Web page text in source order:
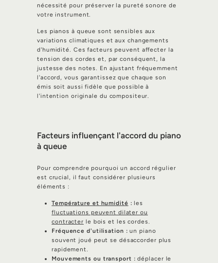
nécessité pour préserver la pureté sonore de
votre instrument.
Les pianos à queue sont sensibles aux
variations climatiques et aux changements
d'humidité. Ces facteurs peuvent affecter la
tension des cordes et, par conséquent, la
justesse des notes. En ajustant fréquemment
l'accord, vous garantissez que chaque son
émis soit aussi fidèle que possible à
l'intention originale du compositeur.
Facteurs influençant l'accord du piano
à queue
Pour comprendre pourquoi un accord régulier
est crucial, il faut considérer plusieurs
éléments :
Température et humidité : les
fluctuations peuvent dilater ou
contracter le bois et les cordes.
Fréquence d'utilisation : un piano
souvent joué peut se désaccorder plus
rapidement.
Mouvements ou transport : déplacer le